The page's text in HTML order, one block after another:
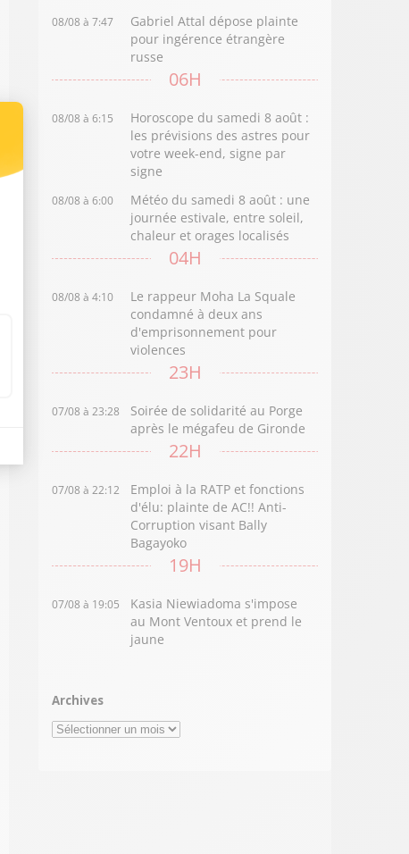
08/08 à 7:47
Gabriel Attal dépose plainte
pour ingérence étrangère
russe
06H
08/08 à 6:15
Horoscope du samedi 8 août :
les prévisions des astres pour
votre week-end, signe par
signe
08/08 à 6:00
Météo du samedi 8 août : une
journée estivale, entre soleil,
chaleur et orages localisés
04H
08/08 à 4:10
Le rappeur Moha La Squale
condamné à deux ans
d'emprisonnement pour
violences
23H
07/08 à 23:28
Soirée de solidarité au Porge
après le mégafeu de Gironde
22H
07/08 à 22:12
Emploi à la RATP et fonctions
d'élu: plainte de AC!! Anti-
Corruption visant Bally
Bagayoko
19H
07/08 à 19:05
Kasia Niewiadoma s'impose
au Mont Ventoux et prend le
jaune
Archives
Archives